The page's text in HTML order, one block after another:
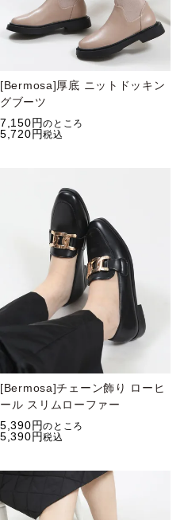
[Bermosa]厚底 ニットドッキン
グブーツ
7,150
のところ
5,720 税込
[Bermosa]チェーン飾り ローヒ
ール スリムローファー
5,390
のところ
5,390 税込